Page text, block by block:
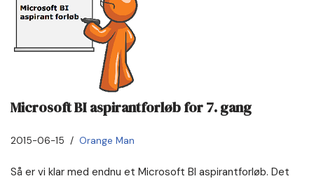
Microsoft BI aspirantforløb for 7. gang
2015-06-15 Orange Man
Så er vi klar med endnu et Microsoft BI aspirantforløb. Det